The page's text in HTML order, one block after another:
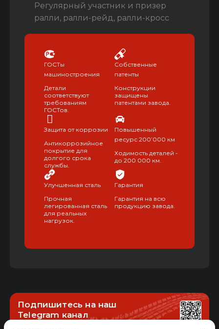
Регулярный участник и призер
ралли, ралли-рейд, ралли-кросс
ГОСТы
машиностроения
Детали
соответствуют
требованиям
ГОСТов.
Собственные
патенты
Конструкции
защищены
патентами завода.
Защита от коррозии
Антикоррозийное
покрытие для
долгого срока
службы.
Повышенный
ресурс 200’000 км
Ходимость деталей -
до 200 000 км.
Улучшенная сталь
Прочная
легированная сталь
для реальных
нагрузок.
Гарантия
Гарантия на всю
продукцию завода.
Подпишитесь на наш
Telegram канал
Новости, акции, специальные предложения